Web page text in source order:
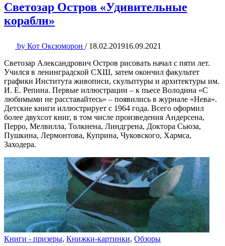
Светозар Остров «Удивительные
корабли»
by Кот Оксюморон / 18.02.201916.09.2021
Светозар Александрович Остров рисовать начал с пяти лет.
Учился в ленинградской СХШ, затем окончил факультет
графики Института живописи, скульптуры и архитектуры им.
И. Е. Репина. Первые иллюстрации – к пьесе Володина «С
любимыми не расставайтесь» – появились в журнале «Нева».
Детские книги иллюстрирует с 1964 года. Всего оформил
более двухсот книг, в том числе произведения Андерсена,
Перро, Мелвилла, Толкиена, Линдгрена, Доктора Сьюза,
Пушкина, Лермонтова, Куприна, Чуковского, Хармса,
Заходера.
Книги - призеры, Книжки-картинки, Обзоры